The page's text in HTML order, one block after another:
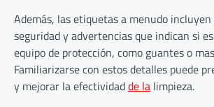
Además, las etiquetas a menudo incluyen
seguridad y advertencias que indican si
equipo de protección, como guantes o
Familiarizarse con estos detalles puede
y mejorar la efectividadde la limpieza.